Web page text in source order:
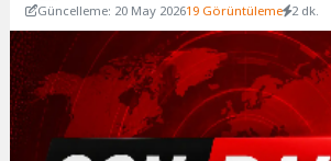
Güncelleme: 20 May 202619 Görüntüleme 2 dk.